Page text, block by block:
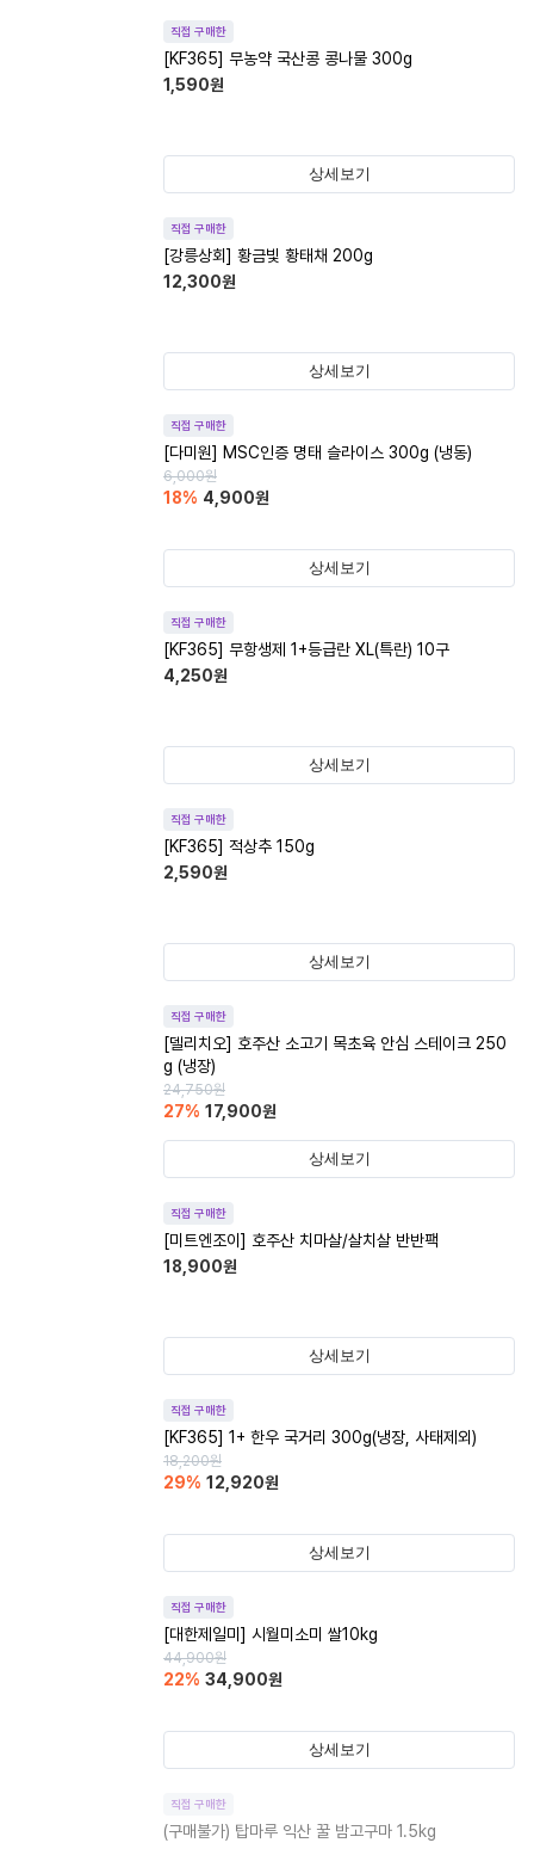
직접 구매한
[KF365] 무농약 국산콩 콩나물 300g
1,590원
상세보기
직접 구매한
[강릉상회] 황금빛 황태채 200g
12,300원
상세보기
직접 구매한
[다미원] MSC인증 명태 슬라이스 300g (냉동)
6,000원
18% 4,900원
상세보기
직접 구매한
[KF365] 무항생제 1+등급란 XL(특란) 10구
4,250원
상세보기
직접 구매한
[KF365] 적상추 150g
2,590원
상세보기
직접 구매한
[델리치오] 호주산 소고기 목초육 안심 스테이크 250
g (냉장)
24,750원
27% 17,900원
상세보기
직접 구매한
[미트엔조이] 호주산 치마살/살치살 반반팩
18,900원
상세보기
직접 구매한
[KF365] 1+ 한우 국거리 300g(냉장, 사태제외)
18,200원
29% 12,920원
상세보기
직접 구매한
[대한제일미] 시월미소미 쌀10kg
44,900원
22% 34,900원
상세보기
직접 구매한
(구매불가) 탑마루 익산 꿀 밤고구마 1.5kg